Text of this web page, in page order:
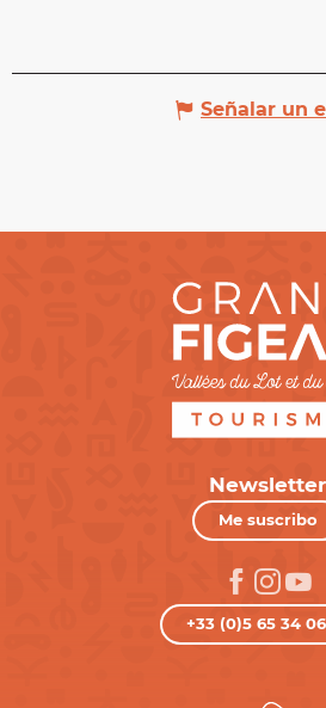
Señalar un
Newsletter
Me suscribo
+33 (0)5 65 34